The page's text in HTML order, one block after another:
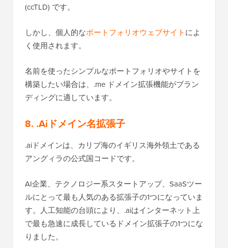
(ccTLD) です。
しかし、個人的なポートフォリオウェブサイトによ
く使用されます。
名前を使ったシンプルなポートフォリオやサイトを
構築したい場合は、.me ドメイン拡張機能がブラン
ディングに適しています。
8. .Aiドメイン名拡張子
.aiドメインは、カリブ海のイギリス海外領土である
アングィラの公式国コードです。
AI企業、テクノロジー系スタートアップ、SaaSツー
ルにとって最も人気のある拡張子の1つになっていま
す。人工知能の台頭により、.aiはインターネット上
で最も急速に成長しているドメイン拡張子の1つにな
りました。